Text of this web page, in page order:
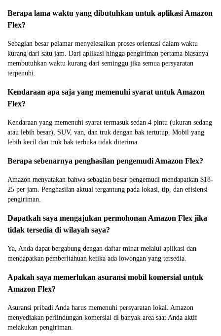
Berapa lama waktu yang dibutuhkan untuk aplikasi Amazon
Flex?
Sebagian besar pelamar menyelesaikan proses orientasi dalam waktu
kurang dari satu jam. Dari aplikasi hingga pengiriman pertama biasanya
membutuhkan waktu kurang dari seminggu jika semua persyaratan
terpenuhi.
Kendaraan apa saja yang memenuhi syarat untuk Amazon
Flex?
Kendaraan yang memenuhi syarat termasuk sedan 4 pintu (ukuran sedang
atau lebih besar), SUV, van, dan truk dengan bak tertutup. Mobil yang
lebih kecil dan truk bak terbuka tidak diterima.
Berapa sebenarnya penghasilan pengemudi Amazon Flex?
Amazon menyatakan bahwa sebagian besar pengemudi mendapatkan $18-
25 per jam. Penghasilan aktual tergantung pada lokasi, tip, dan efisiensi
pengiriman.
Dapatkah saya mengajukan permohonan Amazon Flex jika
tidak tersedia di wilayah saya?
Ya, Anda dapat bergabung dengan daftar minat melalui aplikasi dan
mendapatkan pemberitahuan ketika ada lowongan yang tersedia.
Apakah saya memerlukan asuransi mobil komersial untuk
Amazon Flex?
Asuransi pribadi Anda harus memenuhi persyaratan lokal. Amazon
menyediakan perlindungan komersial di banyak area saat Anda aktif
melakukan pengiriman.